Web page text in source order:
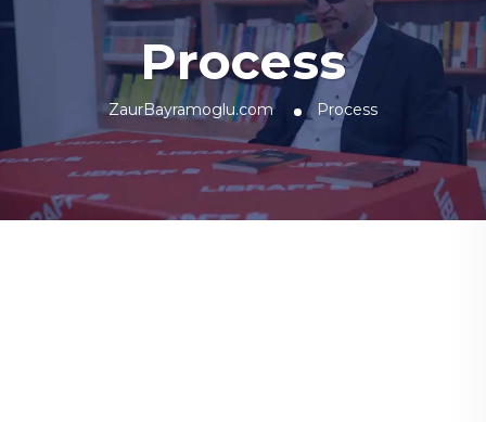
Process
ZaurBayramoglu.com Process